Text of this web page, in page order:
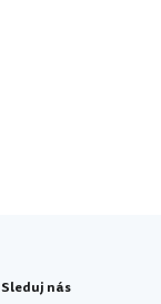
Sleduj nás